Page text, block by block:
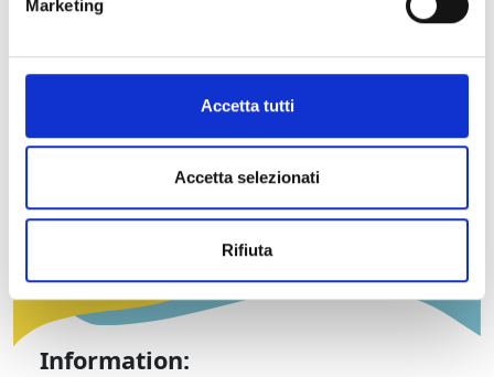
Marketing
Accetta tutti
Accetta selezionati
Rifiuta
di Cinema Immagina).
Details:
Historical Information
Information: